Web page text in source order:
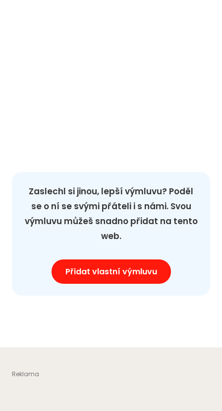
Zaslechl si jinou, lepší výmluvu? Poděl
se o ní se svými přáteli i s námi. Svou
výmluvu můžeš snadno přidat na tento
web.
Přidat vlastní výmluvu